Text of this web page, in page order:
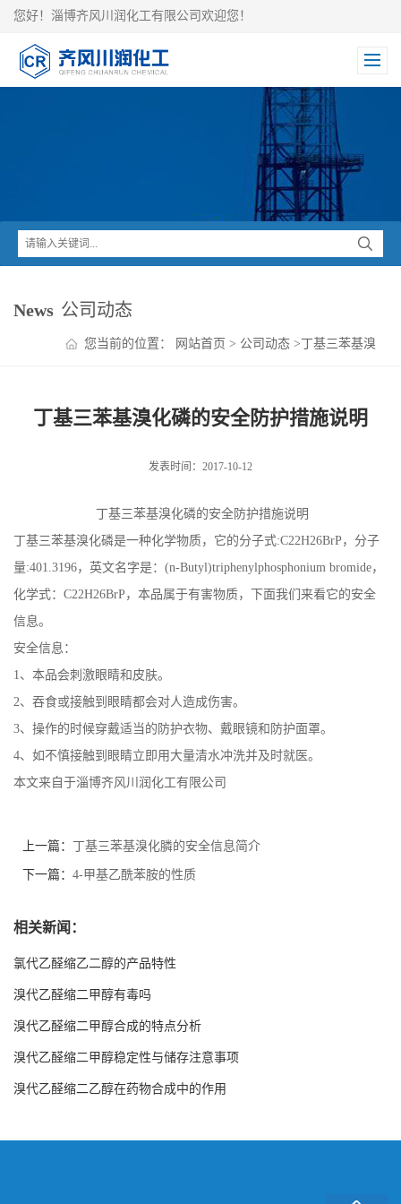
您好！淄博齐风川润化工有限公司欢迎您！
News 公司动态
您当前的位置： 网站首页 > 公司动态 >丁基三苯基溴
丁基三苯基溴化磷的安全防护措施说明
发表时间：2017-10-12
丁基三苯基溴化磷的安全防护措施说明
丁基三苯基溴化磷是一种化学物质，它的分子式:C22H26BrP，分子
量:401.3196，英文名字是：(n-Butyl)triphenylphosphonium bromide，
化学式：C22H26BrP，本品属于有害物质，下面我们来看它的安全
信息。
安全信息：
1、本品会刺激眼睛和皮肤。
2、吞食或接触到眼睛都会对人造成伤害。
3、操作的时候穿戴适当的防护衣物、戴眼镜和防护面罩。
4、如不慎接触到眼睛立即用大量清水冲洗并及时就医。
本文来自于淄博齐风川润化工有限公司
上一篇： 丁基三苯基溴化膦的安全信息简介
下一篇： 4-甲基乙酰苯胺的性质
相关新闻：
氯代乙醛缩乙二醇的产品特性
溴代乙醛缩二甲醇有毒吗
溴代乙醛缩二甲醇合成的特点分析
溴代乙醛缩二甲醇稳定性与储存注意事项
溴代乙醛缩二乙醇在药物合成中的作用